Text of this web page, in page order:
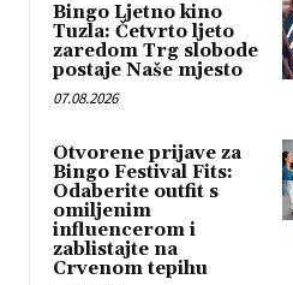
Bingo Ljetno kino
Tuzla: Četvrto ljeto
zaredom Trg slobode
postaje Naše mjesto
07.08.2026
Otvorene prijave za
Bingo Festival Fits:
Odaberite outfit s
omiljenim
influencerom i
zablistajte na
Crvenom tepihu